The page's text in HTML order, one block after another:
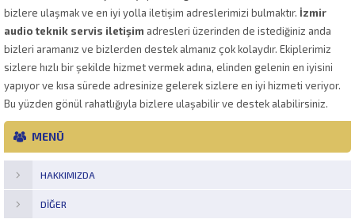
bizlere ulaşmak ve en iyi yolla iletişim adreslerimizi bulmaktır. İzmir
audio teknik servis iletişim adresleri üzerinden de istediğiniz anda
bizleri aramanız ve bizlerden destek almanız çok kolaydır. Ekiplerimiz
sizlere hızlı bir şekilde hizmet vermek adına, elinden gelenin en iyisini
yapıyor ve kısa sürede adresinize gelerek sizlere en iyi hizmeti veriyor.
Bu yüzden gönül rahatlığıyla bizlere ulaşabilir ve destek alabilirsiniz.
MENÜ
HAKKIMIZDA
DIĞER